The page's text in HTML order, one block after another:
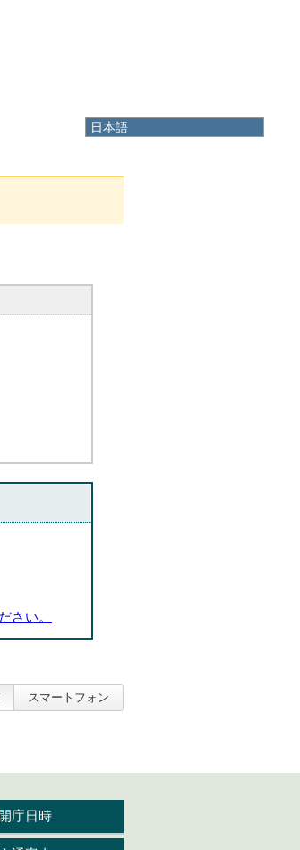
日本語
繁體中文
さい。
スマートフォン
開庁日時